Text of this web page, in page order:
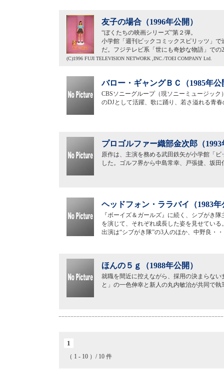
友子の場合（1996年公開）
“ぼくたちの映画シリーズ”第２弾。
小学館「週刊ビックコミックスピリッツ」
だ。フジテレビ系「世にも奇妙な物語」での
(C)1996 FUJI TELEVISION NETWORK ,INC./TOEI COMPANY Ltd.
バロー・ギャングＢＣ（1985年公
CBSソニーグループ（現ソニーミュージッ
のDJとして活躍、歌に踊り、若さ溢れる青
プロゴルファー織部金次郎（1993
原作は、主演を務める武田鉄矢が小学館「
した。ゴルフ界から中島常幸、戸張捷、坂田
ヘッドフォン・ララバイ（1983年
『ボーイズ＆ガールズ』に続く、シブがき
を演じて、それぞれ成長した姿を見せている
出演は“シブがき隊”の3人のほか、中野良・
ほんの５ｇ（1988年公開）
就職を間近に控えながら、採用の決まらな
と」の一色伸幸と新人の丸内敏治が共同で
1
（ 1 - 10 ）/ 10 件